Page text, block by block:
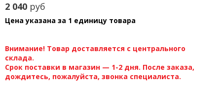
2 040 руб
Цена указана за 1 единицу товара
Внимание! Товар доставляется с центрального
склада.
Срок поставки в магазин — 1-2 дня. После заказа,
дождитесь, пожалуйста, звонка специалиста.